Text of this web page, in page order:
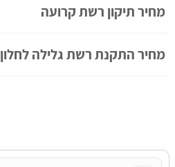
מחיר תיקון רשת קרועה
מחיר התקנת רשת גלילה לחלון